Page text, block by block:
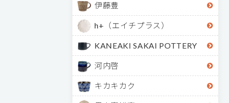
伊藤豊
h+（エイチプラス）
KANEAKI SAKAI POTTERY
河内啓
キカキカク